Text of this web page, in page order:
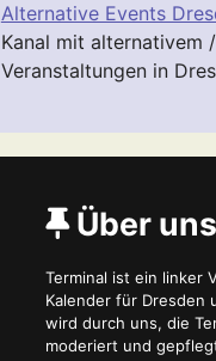
Alternative Events
Kanal mit alternativem
Veranstaltungen in
Über uns
Terminal ist ein linker
Kalender für Dresden
wird durch uns, die
moderiert und